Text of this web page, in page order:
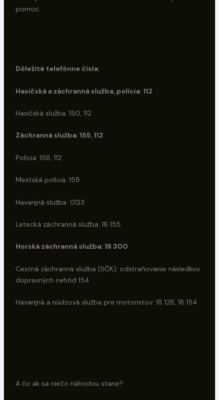
pomoc.
Dôležité telefónne čísla:
Hasičská a záchranná služba, polícia: 112
Hasičská služba: 150, 112
Záchranná služba: 155, 112
Polícia: 158, 112
Mestská polícia: 159
Havarijná služba: 0123
Letecká záchranná služba: 18 155
Horská záchranná služba: 18 300
Cestná záchranná služba (SČK): odstraňovanie následkov
dopravných nehôd 154
Havarijná a núdzová služba pre motoristov: 18 128, 18 154
A čo ak sa niečo náhodou stane?